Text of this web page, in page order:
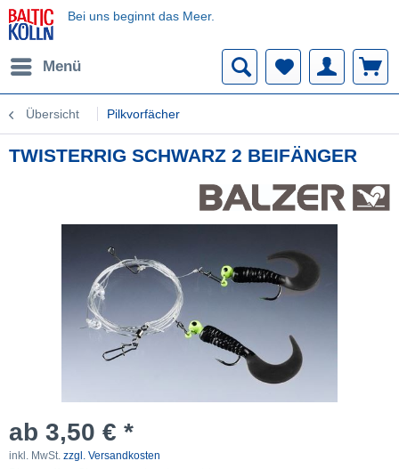
Bei uns beginnt das Meer.
Menü
Übersicht Pilkvorfächer
TWISTERRIG SCHWARZ 2 BEIFÄNGER
ab 3,50 € *
inkl. MwSt. zzgl. Versandkosten